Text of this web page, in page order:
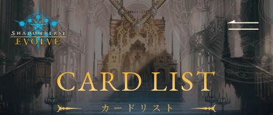
Q&A
EVENT SHOPS
FOR
BEGINNERS
APPLICATION
CONTACT
CARD LIST
カードリスト